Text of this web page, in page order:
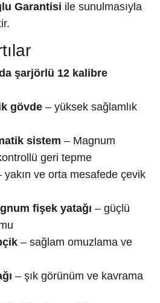
Garantisi ile sunulmasıyla
şarjörlü 12 kalibre
gövde– yüksek sağlamlık
sistem – Magnum
geri tepme
yakın ve orta mesafede çevik
fişek yatağı – güçlü
– sağlam omuzlama ve
– şık görünüm ve kavrama